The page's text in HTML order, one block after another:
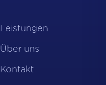
Leistungen
Über uns
Kontakt